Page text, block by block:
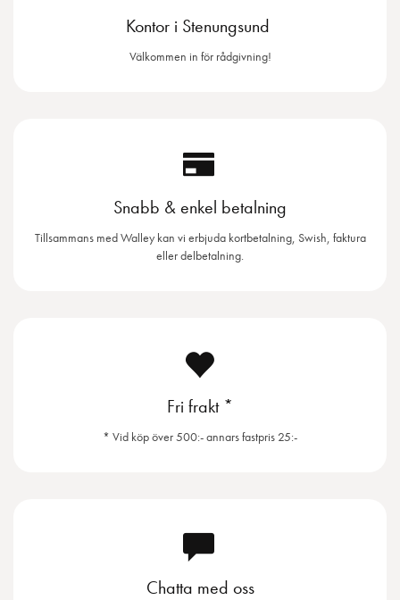
Kontor i Stenungsund
Välkommen in för rådgivning!
Snabb & enkel betalning
Tillsammans med Walley kan vi erbjuda kortbetalning, Swish, faktura
eller delbetalning.
Fri frakt *
* Vid köp över 500:- annars fastpris 25:-
Chatta med oss